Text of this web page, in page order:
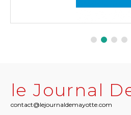
le Journal
contact@lejournaldemayotte.com